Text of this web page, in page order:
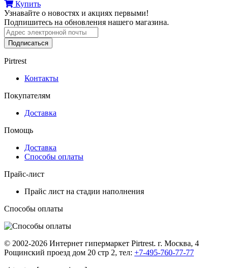
Купить
Узнавайте о новостях и акциях первыми!
Подпишитесь на обновления нашего магазина.
Подписаться
Pirtrest
Контакты
Покупателям
Доставка
Помощь
Доставка
Способы оплаты
Прайс-лист
Прайс лист на стадии наполнения
Способы оплаты
© 2002-2026 Интернет гипермаркет Pirtrest. г. Москва, 4
Рощинский проезд дом 20 стр 2, тел: +7-495-760-77-77